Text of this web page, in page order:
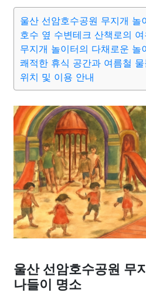
결혼 육아 반려동물 패션
요리 상품리뷰 원예 금융
대출 자동차 취미
종교 사회 정치 건강 의료
부동산 외국어 교육 교통
울산 선암호수공원 무지개 놀
호수 옆 수변테크 산책로의
무지개 놀이터의 다채로운 놀
쾌적한 휴식 공간과 여름철
위치 및 이용 안내
울산 선암호수공원 무
나들이 명소